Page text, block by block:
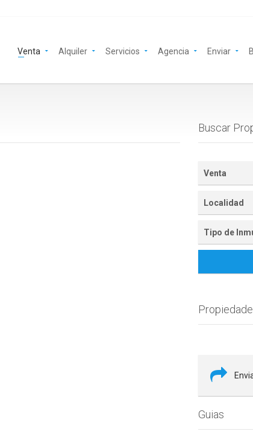
Venta Alquiler Servicios Agencia Enviar
Buscar
Venta
Localidad
Tipo de
Guias